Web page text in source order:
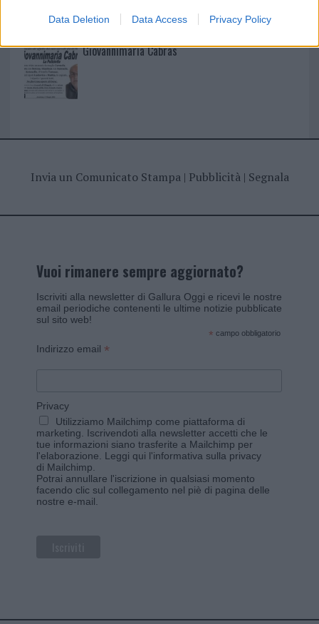
Data Deletion Data Access Privacy Policy
Giovannimaria Cabras
Invia un Comunicato Stampa| Pubblicità| Segnala
Vuoi rimanere sempre aggiornato?
Iscriviti alla newsletter di Gallura Oggi e ricevi le nostre
email periodiche contenenti le ultime notizie pubblicate
sul sito web!
* campo obbligatorio
Indirizzo email *
Privacy
Utilizziamo Mailchimp come piattaforma di
marketing. Iscrivendoti alla newsletter accetti che le
tue informazioni siano trasferite a Mailchimp per
l'elaborazione. Leggi qui l'informativa sulla privacy
di Mailchimp
Potrai annullare l'iscrizione in qualsiasi momento
facendo clic sul collegamento nel piè di pagina delle
nostre e-mail.